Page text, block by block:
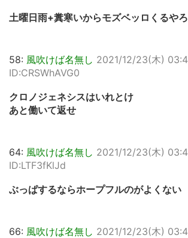
土曜日雨+糞寒いからモズベッロくるやろ
58: 風吹けば名無し 2021/12/23(木)
ID:CRSWhAVG0
クロノジェネシスはいれとけ
あと働いて返せ
64: 風吹けば名無し 2021/12/23(木)
ID:LTF3fKlJd
ぶっぱするならホープフルのがよくない
66: 風吹けば名無し 2021/12/23(木)